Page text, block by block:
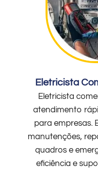
Eletricista
Eletricista
atendimento
para empresas.
manutenções,
quadros e
eficiência e